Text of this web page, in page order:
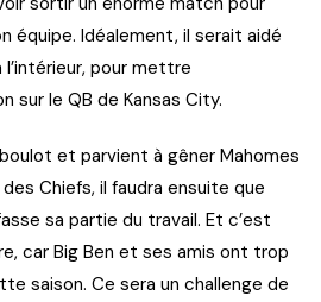
équipe. Idéalement, il serait aidé
l’intérieur, pour mettre
sur le QB de Kansas City.
et parvient à gêner Mahomes
Chiefs, il faudra ensuite que
sa partie du travail. Et c’est
car Big Ben et ses amis ont trop
saison. Ce sera un challenge de